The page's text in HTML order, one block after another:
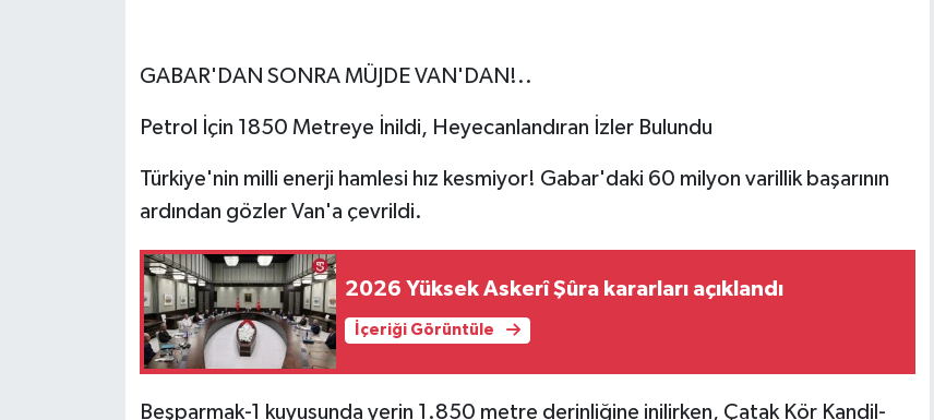
GABAR'DAN SONRA MÜJDE VAN'DAN!..
Petrol İçin 1850 Metreye İnildi, Heyecanlandıran İzler Bulundu
Türkiye'nin milli enerji hamlesi hız kesmiyor! Gabar'daki 60 milyon varillik başarının
ardından gözler Van'a çevrildi.
2026 Yüksek Askerî Şûra kararları açıklandı
İçeriği Görüntüle
Beşparmak-1 kuyusunda yerin 1.850 metre derinliğine inilirken, Çatak Kör Kandil-